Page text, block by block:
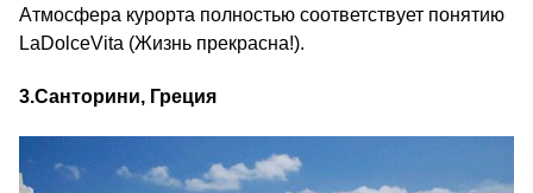
Атмосфера курорта полностью соответствует понятию
LaDolceVita (Жизнь прекрасна!).
3.Санторини, Греция